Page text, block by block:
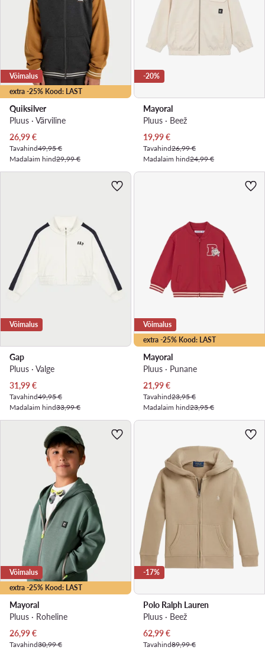
extra -25% Kood: LAST
Võimalus
Quiksilver
Pluus · Värviline
Praegune hind
26,99€
Tavahind49,95 €
Madalaim hind29,99 €
-20%
Mayoral
Pluus · Beež
Praegune hind
19,99€
Tavahind26,99 €
Madalaim hind24,99 €
Võimalus
Gap
Pluus · Valge
Praegune hind
31,99€
Tavahind49,95 €
Madalaim hind33,99 €
extra -25% Kood: LAST
Võimalus
Mayoral
Pluus · Punane
Praegune hind
21,99€
Tavahind23,95 €
Madalaim hind23,95 €
extra -25% Kood: LAST
Võimalus
Mayoral
Pluus · Roheline
Praegune hind
26,99€
Tavahind30,99 €
-17%
Polo Ralph Lauren
Pluus · Beež
Praegune hind
62,99€
Tavahind89,99 €